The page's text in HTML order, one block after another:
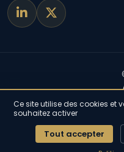
— Tous
Politique
Ce site utilise des cookies et
souhaitez activer
Tout accepter